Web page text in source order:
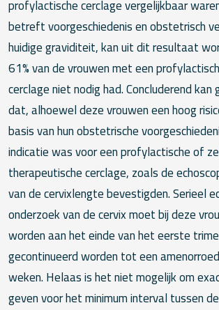
profylactische cerclage vergelijkbaar
betreft voorgeschiedenis en obstetrisch
huidige graviditeit, kan uit dit resultaat
61% van de vrouwen met een
cerclage niet nodig had. Concluderend
dat, alhoewel deze vrouwen een hoog
basis van hun obstetrische
indicatie was voor een profylactische of
therapeutische cerclage, zoals de
van de cervixlengte bevestigden. Serieel
onderzoek van de cervix moet bij deze
worden aan het einde van het eerste
gecontinueerd worden tot een
weken. Helaas is het niet mogelijk om
geven voor het minimum interval tussen